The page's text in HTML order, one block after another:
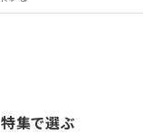
特集で選ぶ